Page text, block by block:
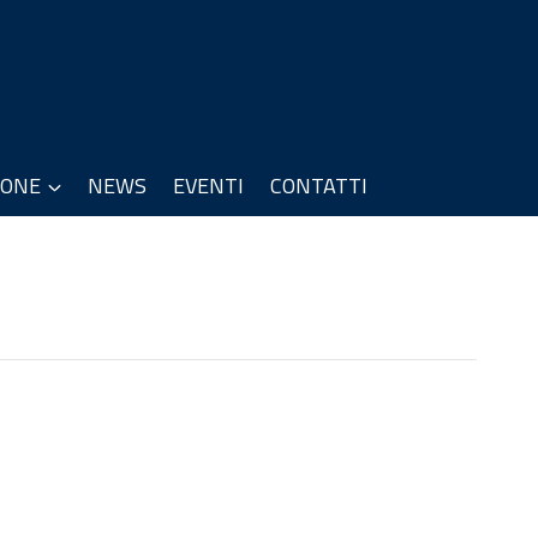
NEWS EVENTI CONTATTI